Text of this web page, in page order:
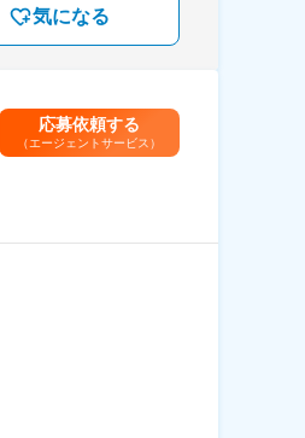
気になる
応募依頼する
（エージェントサービス）